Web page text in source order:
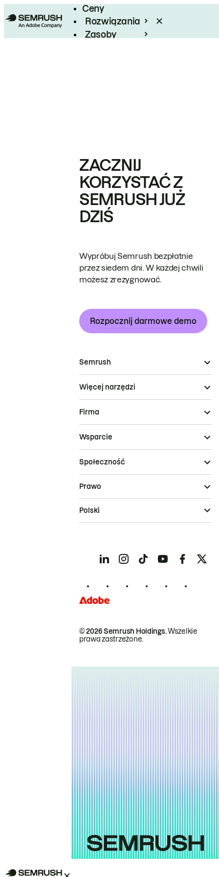
Ceny
Rozwiązania
Zasoby
ZACZNIJ
KORZYSTAĆ Z
SEMRUSH JUŻ
DZIŚ
Wypróbuj Semrush bezpłatnie
przez siedem dni. W każdej chwili
możesz zrezygnować.
Rozpocznij darmowe demo
Semrush
Więcej narzędzi
Firma
Wsparcie
Społeczność
© 2026 Semrush Holdings.Wszelkie
prawa zastrzeżone.
Prawo
Polski